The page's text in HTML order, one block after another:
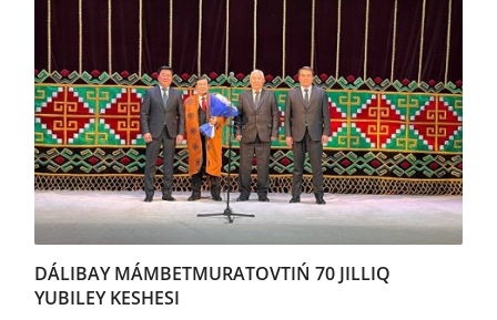
DÁLIBAY MÁMBETMURATOVTIŃ 70 JILLIQ
YUBILEY KESHESI